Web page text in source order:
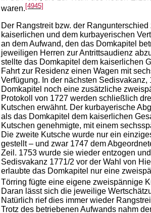
waren.[4945]
Der Rangstreit bzw. der
kaiserlichen und dem kurbayerischen
an dem Aufwand, den das Domkapitel
jeweiligen Herren zur Antrittsaudienz
stellte das Domkapitel dem kaiserlichen
Fahrt zur Residenz einen Wagen mit
Verfügung. In der nächsten Sedisvakanz,
Domkapitel noch eine zusätzliche
Protokoll von 1727 werden schließlich
Kutschen erwähnt. Der kurbayerische
als das Domkapitel dem kaiserlichen
Kutschen genehmigte, mit einem
Die zweite Kutsche wurde nur ein
gestellt – und zwar 1747 dem
Zeil. 1753 wurde sie wieder entzogen
Sedisvakanz 1771/2 vor der Wahl von
erlaubte das Domkapitel nur eine
Törring fügte eine eigene zweispännige
Daran lässt sich die jeweilige
Natürlich rief dies immer wieder
Trotz des betriebenen Aufwands nahm